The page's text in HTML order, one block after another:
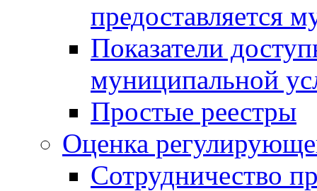
предоставляется
Показатели
муниципальной
Простые реестры
Оценка
Сотрудничество